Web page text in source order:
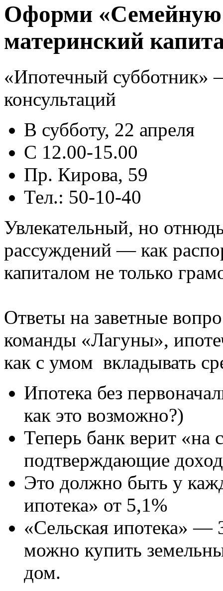
Оформи «Семейную
материнский
«Ипотечный субботник»
консультаций
В субботу, 22 апреля
С 12.00-15.00
Пр. Кирова, 59
Тел.: 50-10-40
Увлекательный, но
рассуждений — как
капиталом не только
Ответы на заветные
команды «Лагуны»,
как с умом вкладывать
Ипотека без
как это возможно?)
Теперь банк верит
подтверждающие
Это должно быть у
ипотека» от 5,1%
«Сельская ипотека»
можно купить
дом.